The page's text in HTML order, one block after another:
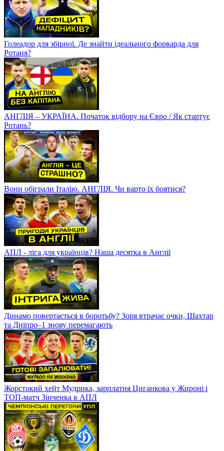
Голеадор для збірної. Де знайти ідеального форварда для
Ротаня?
АНГЛІЯ – УКРАЇНА. Початок відбору на Євро / Як стартує
Ротань?
Вони обіграли Італію. АНГЛІЯ. Чи варто їх боятися?
АПЛ - ліга для українців? Наша десятка в Англії
Динамо повертається в боротьбу? Зоря втрачає очки, Шахтар
та Дніпро–1 знову перемагають
Жорстокий хейт Мудрика, зарплатня Циганкова у Жироні і
ТОП-матч Зінченка в АПЛ